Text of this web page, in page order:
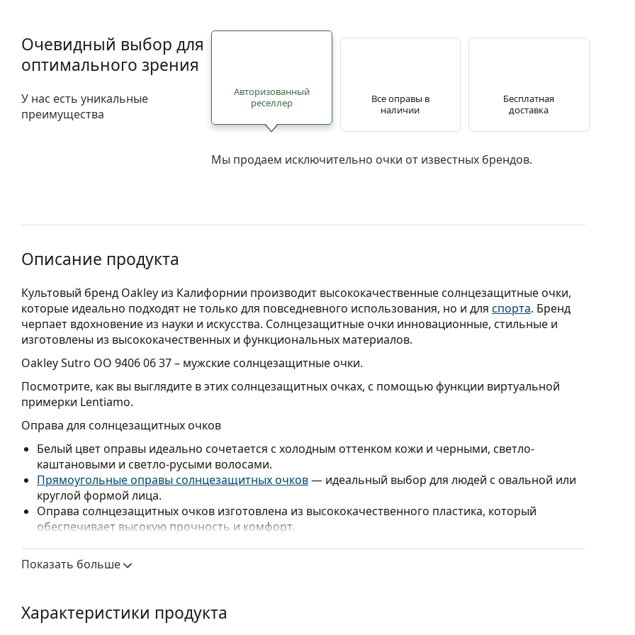
Очевидный выбор для
оптимального зрения
У нас есть уникальные
преимущества
Авторизованный
реселлер
Все оправы в
наличии
Бесплатная
доставка
Мы продаем исключительно очки от известных брендов.
Описание продукта
Культовый бренд Oakley из Калифорнии производит высококачественные солнцезащитные очки,
которые идеально подходят не только для повседневного использования, но и для спорта. Бренд
черпает вдохновение из науки и искусства. Солнцезащитные очки инновационные, стильные и
изготовлены из высококачественных и функциональных материалов.
Oakley Sutro OO 9406 06 37– мужские солнцезащитные очки.
Посмотрите, как вы выглядите в этих солнцезащитных очках, с помощью функции виртуальной
примерки Lentiamo.
Оправа для солнцезащитных очков
Белый цвет оправы идеально сочетается с холодным оттенком кожи и черными, светло-
каштановыми и светло-русыми волосами.
Прямоугольные оправы солнцезащитных очков— идеальный выбор для людей с овальной или
круглой формой лица.
Оправа солнцезащитных очков изготовлена из высококачественного пластика, который
обеспечивает высокую прочность и комфорт.
Линзы для солнцезащитных очков
Розовые линзы подчеркивают детали и улучшают пространственное восприятие. Они немного
Инновационная технология линз
Показать больше
Характеристики продукта